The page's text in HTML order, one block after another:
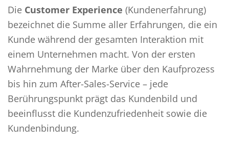
Die Customer Experience (Kundenerfahrung)
bezeichnet die Summe aller Erfahrungen, die ein
Kunde während der gesamten Interaktion mit
einem Unternehmen macht. Von der ersten
Wahrnehmung der Marke über den Kaufprozess
bis hin zum After-Sales-Service – jede
Berührungspunkt prägt das Kundenbild und
beeinflusst die Kundenzufriedenheit sowie die
Kundenbindung.